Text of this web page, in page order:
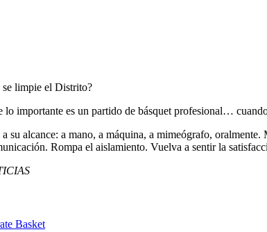
se limpie el Distrito?
lo importante es un partido de básquet profesional…
alcance: a mano, a máquina, a mimeógrafo, oralmente.
Rompa el aislamiento. Vuelva a sentir la
Basket